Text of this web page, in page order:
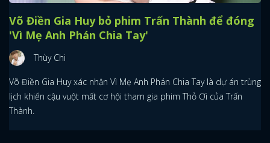
Võ Điền Gia Huy bỏ phim Trấn Thành để đóng
'Vì Mẹ Anh Phán Chia Tay'
Thùy Chi
Võ Điền Gia Huy xác nhận Vì Mẹ Anh Phán Chia Tay là dự án trùng
lịch khiến cậu vuột mất cơ hội tham gia phim Thỏ Ơi của Trấn
Thành.